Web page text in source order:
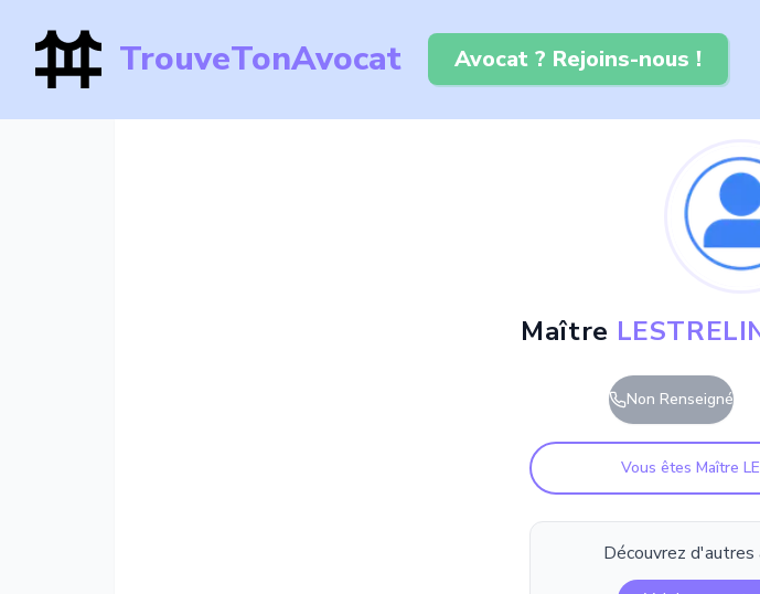
TrouveTonAvocat Avocat ? Rejoins-nous !
Maître
Non Renseigné
Vous êtes Maître
Découvrez d'autres